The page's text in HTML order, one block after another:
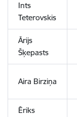
Ints
Teterovskis
Ārijs
Šķepasts
Aira Birziņa
Ēriks